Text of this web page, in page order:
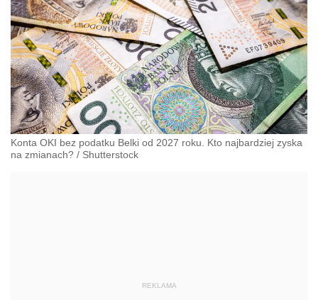
Konta OKI bez podatku Belki od 2027 roku. Kto najbardziej zyska
na zmianach? / Shutterstock